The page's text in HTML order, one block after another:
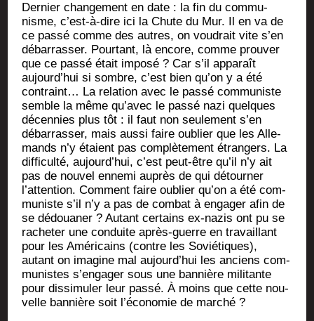
Der­nier chan­ge­ment en date : la fin du com­mu­
nisme, c’est-à-dire ici la Chute du Mur. Il en va de
ce pas­sé comme des autres, on vou­drait vite s’en
débar­ras­ser. Pour­tant, là encore, comme prou­ver
que ce pas­sé était impo­sé ? Car s’il appa­raît
aujourd’hui si sombre, c’est bien qu’on y a été
contraint… La rela­tion avec le pas­sé com­mu­niste
semble la même qu’avec le pas­sé nazi quelques
décen­nies plus tôt : il faut non seule­ment s’en
débar­ras­ser, mais aus­si faire oublier que les Alle­
mands n’y étaient pas com­plè­te­ment étran­gers. La
dif­fi­cul­té, aujourd’hui, c’est peut-être qu’il n’y ait
pas de nou­vel enne­mi auprès de qui détour­ner
l’attention. Com­ment faire oublier qu’on a été com­
mu­niste s’il n’y a pas de com­bat à enga­ger afin de
se dédoua­ner ? Autant cer­tains ex-nazis ont pu se
rache­ter une conduite après-guerre en tra­vaillant
pour les Amé­ri­cains (contre les Sovié­tiques),
autant on ima­gine mal aujourd’hui les anciens com­
mu­nistes s’engager sous une ban­nière mili­tante
pour dis­si­mu­ler leur pas­sé. À moins que cette nou­
velle ban­nière soit l’économie de marché ?